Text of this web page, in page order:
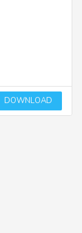
DOWNLOAD